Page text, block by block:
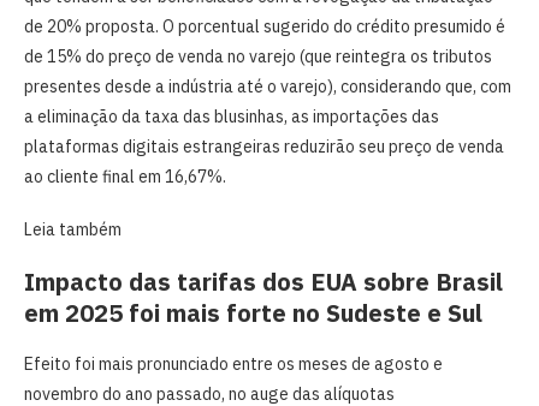
de 20% proposta. O porcentual sugerido do crédito presumido é
de 15% do preço de venda no varejo (que reintegra os tributos
presentes desde a indústria até o varejo), considerando que, com
a eliminação da taxa das blusinhas, as importações das
plataformas digitais estrangeiras reduzirão seu preço de venda
ao cliente final em 16,67%.
Leia também
Impacto das tarifas dos EUA sobre Brasil
em 2025 foi mais forte no Sudeste e Sul
Efeito foi mais pronunciado entre os meses de agosto e
novembro do ano passado, no auge das alíquotas